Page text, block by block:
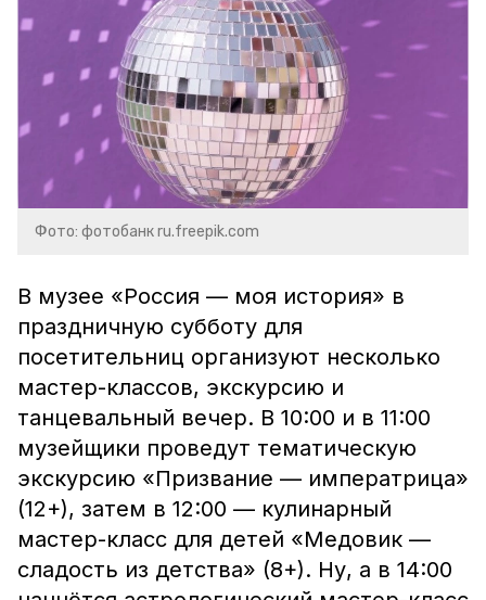
Фото: фотобанк ru.freepik.com
В музее «Россия — моя история» в
праздничную субботу для
посетительниц организуют несколько
мастер-классов, экскурсию и
танцевальный вечер. В 10:00 и в 11:00
музейщики проведут тематическую
экскурсию «Призвание — императрица»
(12+), затем в 12:00 — кулинарный
мастер-класс для детей «Медовик —
сладость из детства» (8+). Ну, а в 14:00